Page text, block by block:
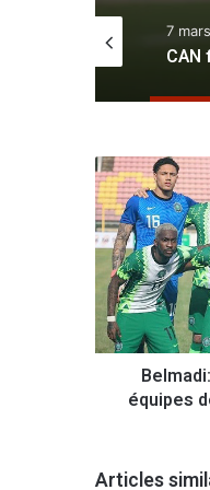
31
B
e
l
m
«
équipes
Articles